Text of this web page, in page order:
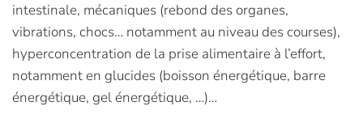
intestinale, mécaniques (rebond des organes,
vibrations, chocs… notamment au niveau des courses),
hyperconcentration de la prise alimentaire à l’effort,
notamment en glucides (boisson énergétique, barre
énergétique, gel énergétique, …)…